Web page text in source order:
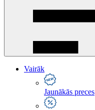
Vairāk
Jaunākās preces